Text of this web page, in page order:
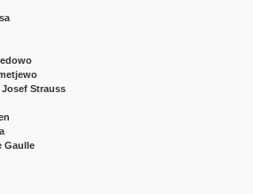
Strauss
Gaulle